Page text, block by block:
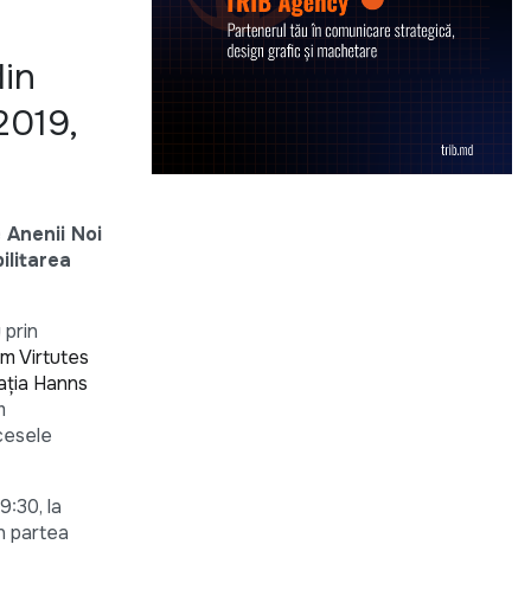
Noi
Virtutes
Hanns
la
partea